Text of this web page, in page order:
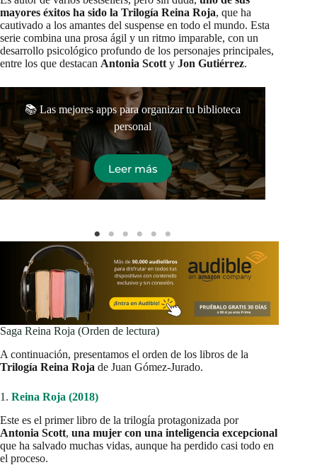
mayores éxitos ha sido la Trilogía Reina Roja, que ha
cautivado a los amantes del suspense en todo el mundo. Esta
serie combina una prosa ágil y un ritmo imparable, con un
desarrollo psicológico profundo de los personajes principales,
entre los que destacan Antonia Scott y Jon Gutiérrez.
📚 Las mejores apps para organizar tu biblioteca
personal
Leer más
Saga Reina Roja (Orden de lectura)
A continuación, presentamos el orden de los libros de la
Trilogía Reina Roja de Juan Gómez-Jurado.
1. Reina Roja (2018)
Este es el primer libro de la trilogía protagonizada por
Antonia Scott, una mujer con una inteligencia excepcional
que ha salvado muchas vidas, aunque ha perdido casi todo en
el proceso.